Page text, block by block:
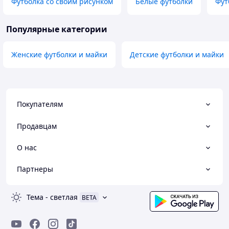
Популярные категории
Женские футболки и майки Детские футболки и майки
Покупателям
Продавцам
О нас
Партнеры
Тема - светлая BETA